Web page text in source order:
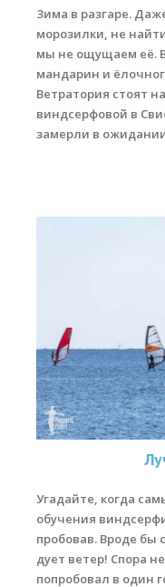
Зима в разгаре.
морозилки, не
мы не ощущаем её.
мандарин и
Ветратория стоят
виндсерфовой в
замерли в
Угадайте, когда
обучения
пробовав. Вроде бы
дует ветер! Спора
попробовал в один